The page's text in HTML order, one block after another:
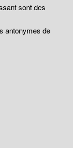
sont des
antonymes de